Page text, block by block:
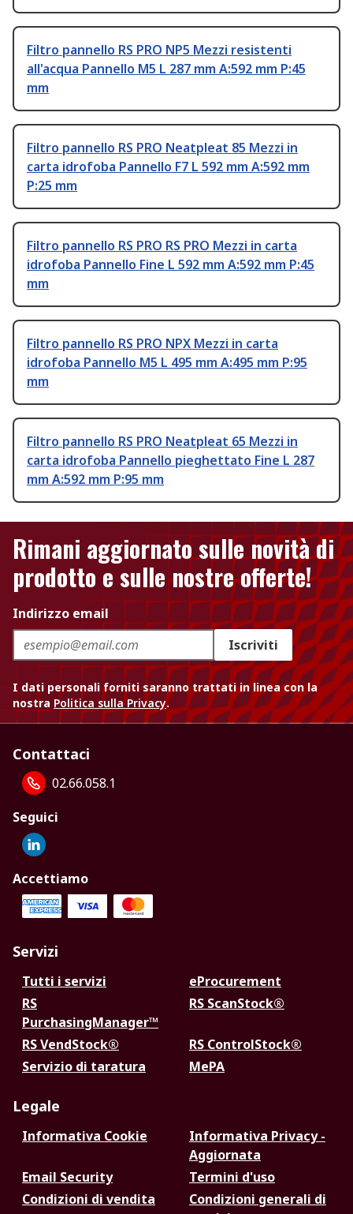
Filtro pannello RS PRO NP5 Mezzi resistenti
all'acqua Pannello M5 L 287 mm A:592 mm P:45
mm
Filtro pannello RS PRO Neatpleat 85 Mezzi in
carta idrofoba Pannello F7 L 592 mm A:592 mm
P:25 mm
Filtro pannello RS PRO RS PRO Mezzi in carta
idrofoba Pannello Fine L 592 mm A:592 mm P:45
mm
Filtro pannello RS PRO NPX Mezzi in carta
idrofoba Pannello M5 L 495 mm A:495 mm P:95
mm
Filtro pannello RS PRO Neatpleat 65 Mezzi in
carta idrofoba Pannello pieghettato Fine L 287
mm A:592 mm P:95 mm
Rimani aggiornato sulle novità di
prodotto e sulle nostre offerte!
Indirizzo email
Iscriviti
I dati personali forniti saranno trattati in linea con la
nostra Politica sulla Privacy.
Contattaci
02.66.058.1
Seguici
Accettiamo
Servizi
Tutti i servizi
eProcurement
RS
PurchasingManager™
RS ScanStock®
RS VendStock®
RS ControlStock®
Servizio di taratura
MePA
Legale
Informativa Cookie
Informativa Privacy -
Aggiornata
Email Security
Termini d'uso
Condizioni di vendita
Condizioni generali di